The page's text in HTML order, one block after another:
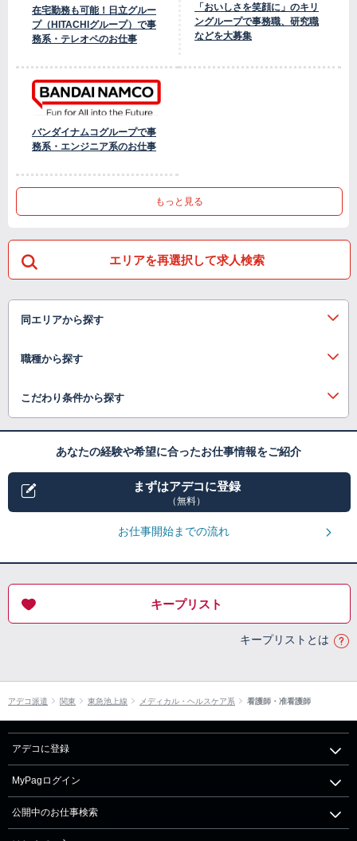
在宅勤務も可能！日立グルー
プ（HITACHIグループ）で事
務系・テレオペのお仕事
「おいしさを笑顔に」のキリ
ングループで事務職、研究職
などを大募集
バンダイナムコグループで事
務系・エンジニア系のお仕事
もっと見る
エリアを再選択して求人検索
同エリアから探す
職種から探す
こだわり条件から探す
あなたの経験や希望に合ったお仕事情報をご紹介
まずはアデコに登録
（無料）
お仕事開始までの流れ
キープリスト
キープリストとは
アデコ派遣 関東 東急池上線 メディカル・ヘルスケア系 看護師・准看護師
アデコに登録
MyPagログイン
公開中のお仕事検索